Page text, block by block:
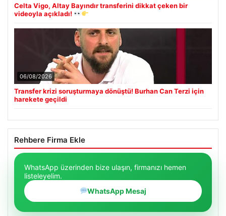
Celta Vigo, Altay Bayındır transferini dikkat çeken bir
videoyla açıkladı!
06/08/2026
Transfer krizi soruşturmaya dönüştü! Burhan Can Terzi için
harekete geçildi
Rehbere Firma Ekle
WhatsApp üzerinden bize ulaşın, firmanızı hemen
listeleyelim.
WhatsApp Mesaj